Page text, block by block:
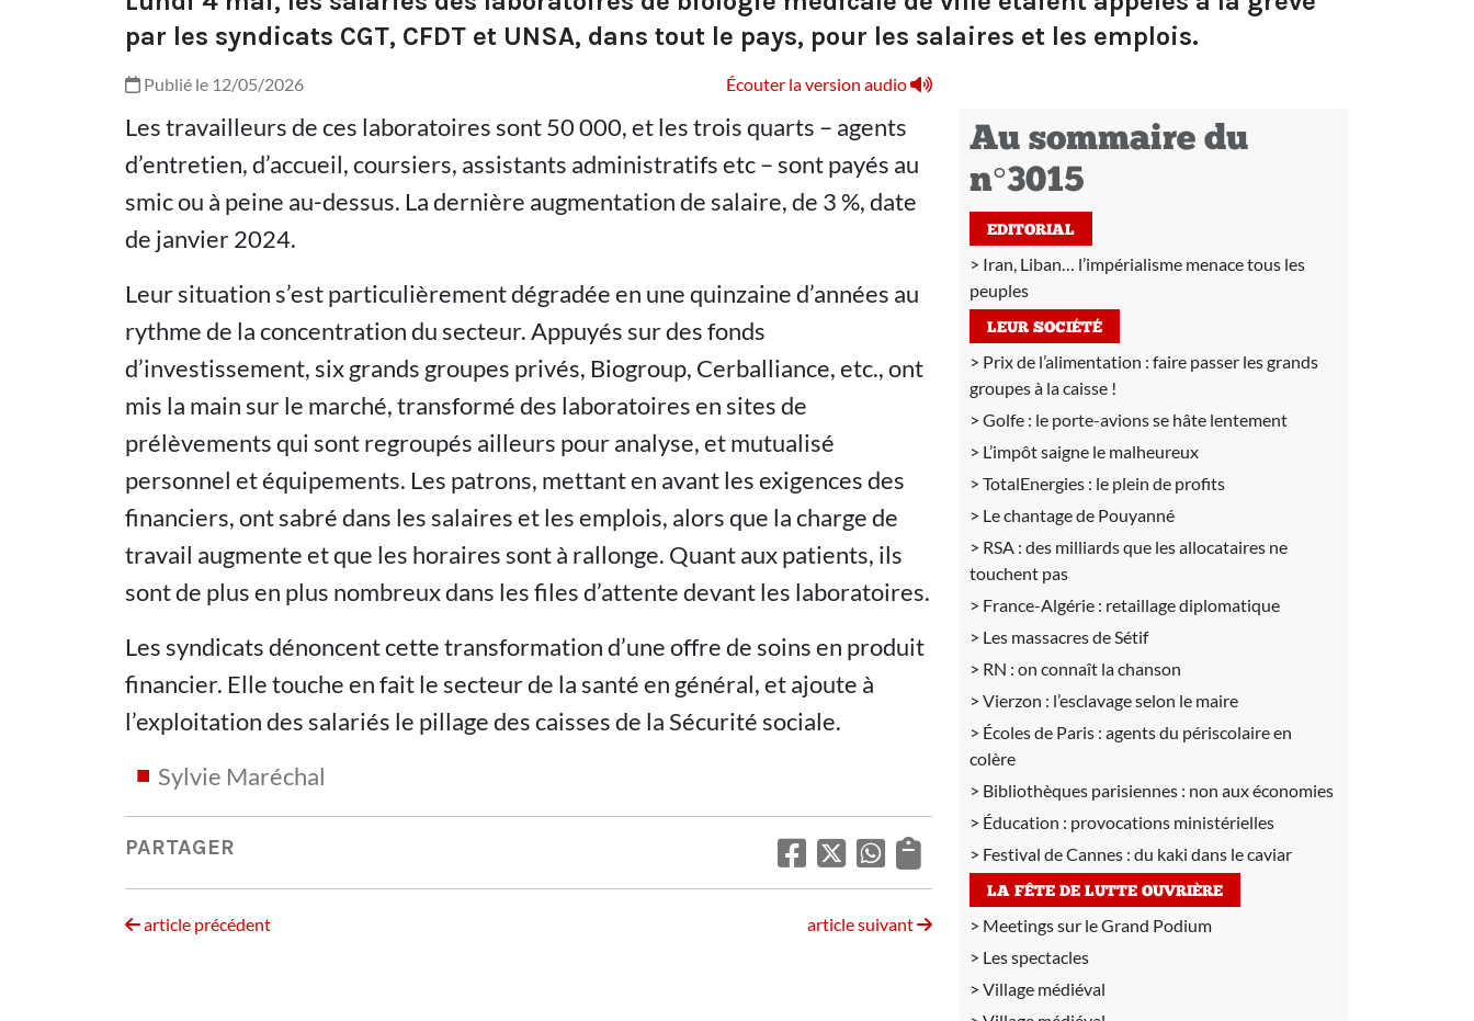
par les syndicats CGT, CFDT et UNSA, dans tout le pays, pour les salaires et les emplois.
Publié le 12/05/2026 Écouter la version audio
Les travailleurs de ces laboratoires sont 50 000, et les trois quarts – agents
d’entretien, d’accueil, coursiers, assistants administratifs etc – sont payés au
smic ou à peine au-dessus. La dernière augmentation de salaire, de 3 %, date
de janvier 2024.
Leur situation s’est particulièrement dégradée en une quinzaine d’années au
rythme de la concentration du secteur. Appuyés sur des fonds
d’investissement, six grands groupes privés, Biogroup, Cerballiance, etc., ont
mis la main sur le marché, transformé des laboratoires en sites de
prélèvements qui sont regroupés ailleurs pour analyse, et mutualisé
personnel et équipements. Les patrons, mettant en avant les exigences des
financiers, ont sabré dans les salaires et les emplois, alors que la charge de
travail augmente et que les horaires sont à rallonge. Quant aux patients, ils
sont de plus en plus nombreux dans les files d’attente devant les laboratoires.
Les syndicats dénoncent cette transformation d’une offre de soins en produit
financier. Elle touche en fait le secteur de la santé en général, et ajoute à
l’exploitation des salariés le pillage des caisses de la Sécurité sociale.
Sylvie Maréchal
PARTAGER
article précédent article suivant
Au sommaire du
n°3015
EDITORIAL
Iran, Liban… l’impérialisme menace tous les
peuples
LEUR SOCIÉTÉ
Prix de l’alimentation : faire passer les grands
groupes à la caisse !
Golfe : le porte-avions se hâte lentement
L’impôt saigne le malheureux
TotalEnergies : le plein de profits
Le chantage de Pouyanné
RSA : des milliards que les allocataires ne
touchent pas
France-Algérie : retaillage diplomatique
Les massacres de Sétif
RN : on connaît la chanson
Vierzon : l’esclavage selon le maire
Écoles de Paris : agents du périscolaire en
colère
Bibliothèques parisiennes : non aux économies
Éducation : provocations ministérielles
Festival de Cannes : du kaki dans le caviar
LA FÊTE DE LUTTE OUVRIÈRE
Meetings sur le Grand Podium
Les spectacles
Village médiéval